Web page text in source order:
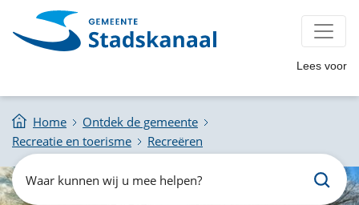
Lees voor
Home
Ontdek de gemeente
Recreatie en toerisme
Recreëren
Zoeken
Waar
kunnen